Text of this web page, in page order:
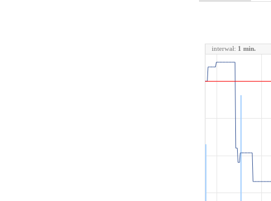
interwał: 1 min.